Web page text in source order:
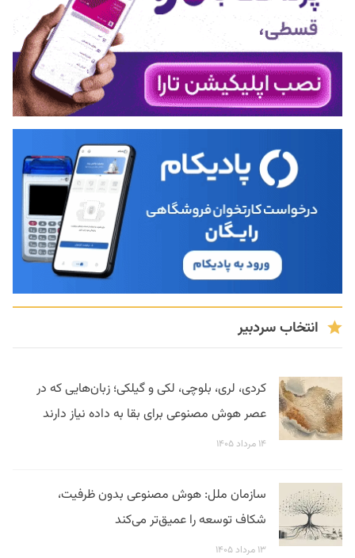
انتخاب سردبیر
کردی، لری، بلوچی، لکی و گیلکی؛ زبان‌هایی که در
عصر هوش مصنوعی برای بقا به داده نیاز دارند
۱۴ مرداد ۱۴۰۵
سازمان ملل: هوش مصنوعی بدون ظرفیت،
شکاف توسعه را عمیق‌تر می‌کند
۱۳ مرداد ۱۴۰۵